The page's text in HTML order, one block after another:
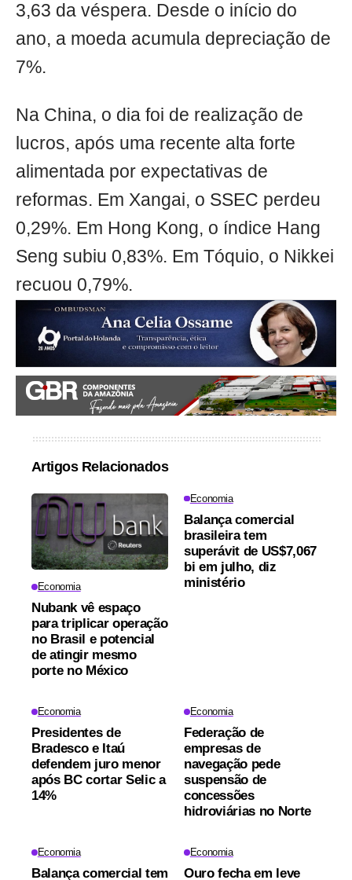
3,63 da véspera. Desde o início do
ano, a moeda acumula depreciação de
7%.
Na China, o dia foi de realização de
lucros, após uma recente alta forte
alimentada por expectativas de
reformas. Em Xangai, o SSEC perdeu
0,29%. Em Hong Kong, o índice Hang
Seng subiu 0,83%. Em Tóquio, o Nikkei
recuou 0,79%.
Artigos Relacionados
Economia
Nubank vê espaço
para triplicar operação
no Brasil e potencial
de atingir mesmo
porte no México
Economia
Balança comercial
brasileira tem
superávit de US$7,067
bi em julho, diz
ministério
Economia
Presidentes de
Bradesco e Itaú
defendem juro menor
após BC cortar Selic a
14%
Economia
Federação de
empresas de
navegação pede
suspensão de
concessões
hidroviárias no Norte
Economia
Balança comercial tem
Economia
Ouro fecha em leve